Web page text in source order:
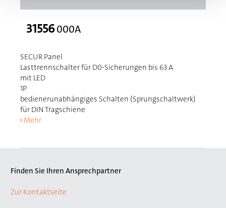
31556000A
SECUR Panel
Lasttrennschalter für D0-Sicherungen bis 63 A
mit LED
1P
bedienerunabhängiges Schalten (Sprungschaltwerk)
für DIN Tragschiene
Mehr
Finden Sie Ihren Ansprechpartner
Zur Kontaktseite